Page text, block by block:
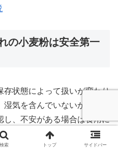
の小麦粉は安全第一
存状態によって扱いが変わり
気を含んでいないか、にお
し、不安がある場合は食用に
検索 トップ サイドバー